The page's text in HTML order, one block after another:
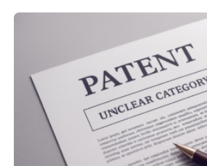
Rückenschmerzen denken und
damit gemacht haben, kann
beeinflussen, wie Schmerzen
Therapien wirken. Diese individuellen
stehen im Mittelpunkt einer aktuellen
Hochschule Bochum. Im Rahmen des
Promotionsprojekts
Doktorandin Deborah Jost
Promotionskolleg NRW) derzeit eine